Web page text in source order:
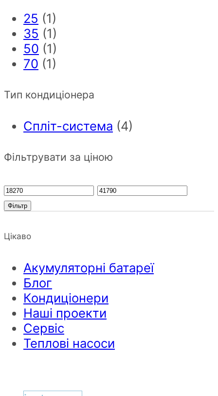
25 (1)
35 (1)
50 (1)
70 (1)
Тип кондиціонера
Спліт-система (4)
Фільтрувати за ціною
Фільтр
Цікаво
Акумуляторні батареї
Блог
Кондиціонери
Наші проекти
Сервіс
Теплові насоси